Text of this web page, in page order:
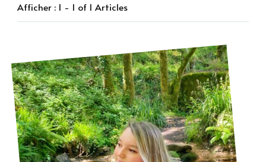
Afficher : 1 - 1 of 1 Articles